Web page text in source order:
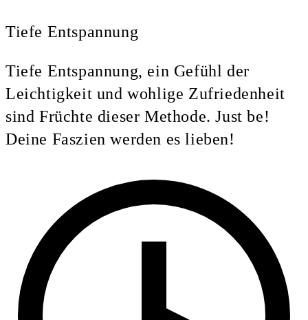
Tiefe Entspannung
Tiefe Entspannung, ein Gefühl der
Leichtigkeit und wohlige Zufriedenheit
sind Früchte dieser Methode. Just be!
Deine Faszien werden es lieben!